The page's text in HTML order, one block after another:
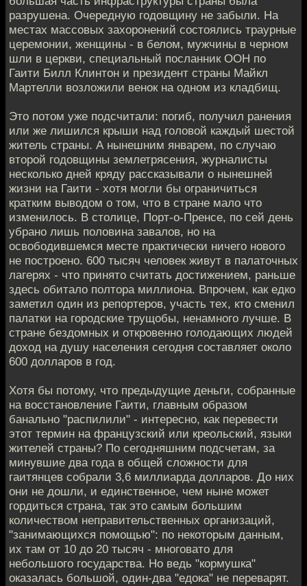
разрушена. Очередную годовщину не забыли. На
местах массовых захоронений состоялись траурные
церемонии, женщины - в белом, мужчины в черном
шли в церкви, специальный посланник ООН по
Гаити Билл Клинтон и президент страны Майкл
Мартелли возложили венок на одном из кладбищ.
Это потом уже подсчитали: погиб, получил ранения
или же лишился крыши над головой каждый шестой
житель страны. А нынешним январем, по случаю
второй годовщины землетрясения, журналисты
несколько дней кряду рассказывали о нынешней
жизни на Гаити - хотя могли бы ограничиться
кратким выводом о том, что в стране мало что
изменилось. В столице, Порт-о-Пренсе, по сей день
убрано лишь половина завалов, но на
освободившемся месте практически ничего нового
не построено. 600 тысяч человек живут в палаточных
лагерях - что принято считать достижением, раньше
здесь обитало полтора миллиона. Впрочем, как едко
заметил один из репортеров, участь тех, кто сменил
палатки на городские трущобы, ненамного лучше. В
стране бездомных и откровенно голодающих людей
доход на душу населения сегодня составляет около
600 долларов в год.
Хотя бы потому, что предыдущие деньги, собранные
на восстановление Гаити, главным образом
банально "распилили" - интересно, как перевести
этот термин на французский или креольский, языки
жителей страны? По сегодняшним подсчетам, за
минувшие два года в общей сложности для
гаитянцев собрали 3,6 миллиарда долларов. До них
они не дошли, и единственное, чем ныне может
гордиться страна, так это самым большим
количеством неправительственных организаций,
"занимающихся помощью": по некоторым данным,
их там от 10 до 20 тысяч - многовато для
небольшого государства. Но ведь "кормушка"
оказалась большой, один-два "едока" не переварят.